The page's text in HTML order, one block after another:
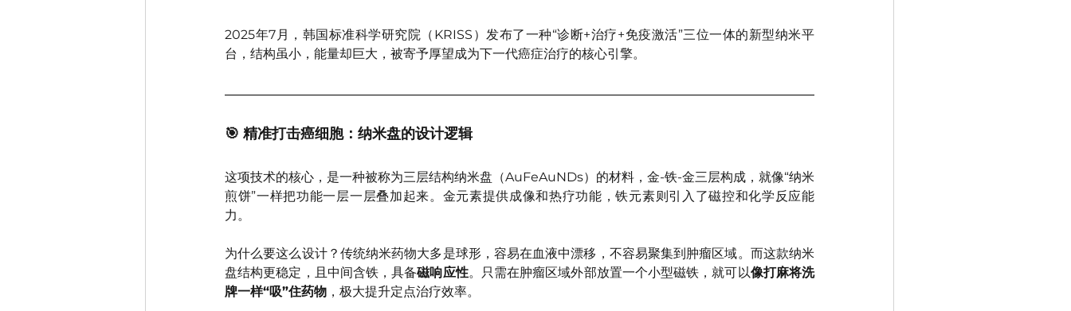
2025年7月，韩国标准科学研究院（KRISS）发布了一种“诊断+治疗+免疫激活”三位一体的新型纳米平
台，结构虽小，能量却巨大，被寄予厚望成为下一代癌症治疗的核心引擎。
🎯 精准打击癌细胞：纳米盘的设计逻辑
这项技术的核心，是一种被称为三层结构纳米盘（AuFeAuNDs）的材料，金-铁-金三层构成，就像“纳米
煎饼”一样把功能一层一层叠加起来。金元素提供成像和热疗功能，铁元素则引入了磁控和化学反应能
力。
为什么要这么设计？传统纳米药物大多是球形，容易在血液中漂移，不容易聚集到肿瘤区域。而这款纳米
盘结构更稳定，且中间含铁，具备磁响应性。只需在肿瘤区域外部放置一个小型磁铁，就可以像打麻将洗
牌一样“吸”住药物 ，极大提升定点治疗效率。